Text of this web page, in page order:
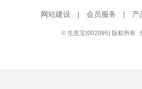
网站建设 | 会员服务 | 产
© 生意宝(002095) 版权所有